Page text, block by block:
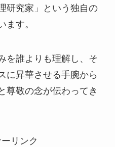
研究家」という独自の
ます。
を誰よりも理解し、そ
に昇華させる手腕から
尊敬の念が伝わってき
リンク